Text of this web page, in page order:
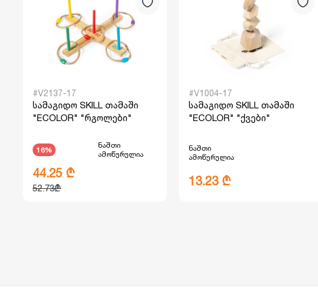
#V2137-17
სამაგიდო SKILL თამაში
"ECOLOR" "რგოლები"
16%
ნაშთი
ამოწურულია
44.25 ₾
52.73₾
#V1004-17
სამაგიდო SKILL თამაში
"ECOLOR" "ქვები"
ნაშთი
ამოწურულია
13.23 ₾